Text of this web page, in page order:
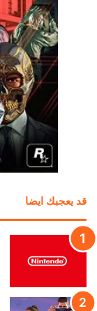
قد يعجبك ايضا